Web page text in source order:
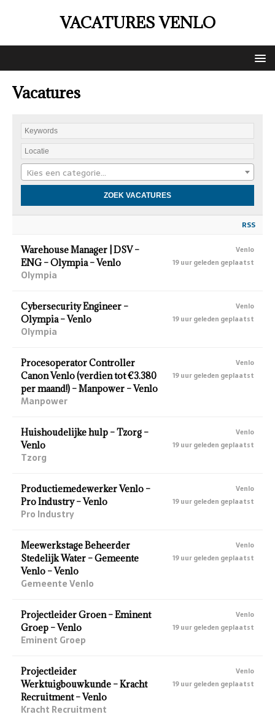
VACATURES VENLO
Vacatures
Kies een categorie…
RSS
Warehouse Manager | DSV –
ENG – Olympia – Venlo
Olympia
Venlo
19 uur geleden geplaatst
Cybersecurity Engineer –
Olympia – Venlo
Olympia
Venlo
19 uur geleden geplaatst
Procesoperator Controller
Canon Venlo (verdien tot €3.380
per maand!) – Manpower – Venlo
Manpower
Venlo
19 uur geleden geplaatst
Huishoudelijke hulp – Tzorg –
Venlo
Tzorg
Venlo
19 uur geleden geplaatst
Productiemedewerker Venlo –
Pro Industry – Venlo
Pro Industry
Venlo
19 uur geleden geplaatst
Meewerkstage Beheerder
Stedelijk Water – Gemeente
Venlo – Venlo
Gemeente Venlo
Venlo
19 uur geleden geplaatst
Projectleider Groen – Eminent
Groep – Venlo
Eminent Groep
Venlo
19 uur geleden geplaatst
Projectleider
Werktuigbouwkunde – Kracht
Recruitment – Venlo
Kracht Recruitment
Venlo
19 uur geleden geplaatst